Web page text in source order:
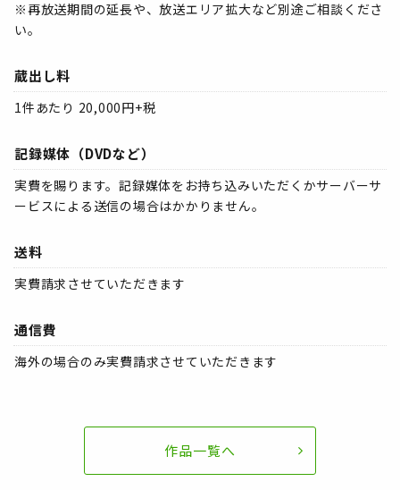
※再放送期間の延長や、放送エリア拡大など別途ご相談くださ
い。
蔵出し料
1件あたり 20,000円+税
記録媒体（DVDなど）
実費を賜ります。記録媒体をお持ち込みいただくかサーバーサ
ービスによる送信の場合はかかりません。
送料
実費請求させていただきます
通信費
海外の場合のみ実費請求させていただきます
作品一覧へ